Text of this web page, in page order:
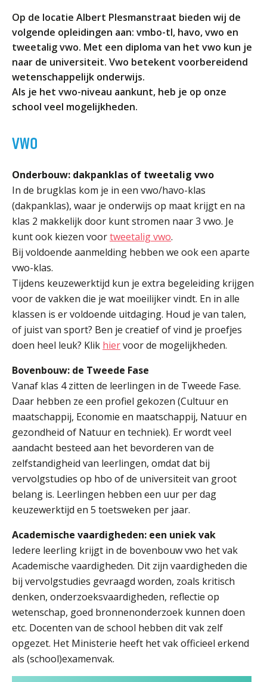
Locaties
Missie en visie
Organisatie
Klachten en integriteit
GROEP 8
Kennismaking / Open dagen
Begeleiding
Profielen vmbo
Onderwijs op vmbo-tl, havo, vwo en tweetalig vwo
Projectklassen vmbo-tl, havo, vwo en tweetalig
vwo
Zoek de uitdaging
Welke opleidingen bieden we aan?
Taal en rekenen
Dyslexie
Wereldburgerschap
NIEUWS
VACATURES EN STAGEPLEKKEN
WELKOM
ZOEKEN ELO MAGISTER AURA SCHOOL
Op de locatie Albert Plesmanstraat bieden wij de
volgende opleidingen aan: vmbo-tl, havo, vwo en
tweetalig vwo. Met een diploma van het vwo kun je
naar de universiteit. Vwo betekent voorbereidend
wetenschappelijk onderwijs.
Als je het vwo-niveau aankunt, heb je op onze
school veel mogelijkheden.
VWO
Onderbouw: dakpanklas of tweetalig vwo
In de brugklas kom je in een vwo/havo-klas
(dakpanklas), waar je onderwijs op maat krijgt en na
klas 2 makkelijk door kunt stromen naar 3 vwo. Je
kunt ook kiezen voortweetalig vwo.
Bij voldoende aanmelding hebben we ook een aparte
vwo-klas.
Tijdens keuzewerktijd kun je extra begeleiding krijgen
voor de vakken die je wat moeilijker vindt. En in alle
klassen is er voldoende uitdaging. Houd je van talen,
of juist van sport? Ben je creatief of vind je proefjes
doen heel leuk? Klik hiervoor de mogelijkheden.
Bovenbouw: de Tweede Fase
Vanaf klas 4 zitten de leerlingen in de Tweede Fase.
Daar hebben ze een profiel gekozen (Cultuur en
maatschappij, Economie en maatschappij, Natuur en
gezondheid of Natuur en techniek). Er wordt veel
aandacht besteed aan het bevorderen van de
zelfstandigheid van leerlingen, omdat dat bij
vervolgstudies op hbo of de universiteit van groot
belang is. Leerlingen hebben een uur per dag
keuzewerktijd en 5 toetsweken per jaar.
Academische vaardigheden: een uniek vak
Iedere leerling krijgt in de bovenbouw vwo het vak
Academische vaardigheden. Dit zijn vaardigheden die
bij vervolgstudies gevraagd worden, zoals kritisch
denken, onderzoeksvaardigheden, reflectie op
wetenschap, goed bronnenonderzoek kunnen doen
etc. Docenten van de school hebben dit vak zelf
opgezet. Het Ministerie heeft het vak officieel erkend
als (school)examenvak.